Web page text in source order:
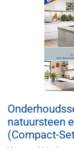
natuursteen
(Compact-